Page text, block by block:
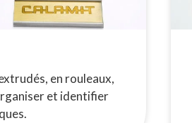
en rouleaux,
et identifier